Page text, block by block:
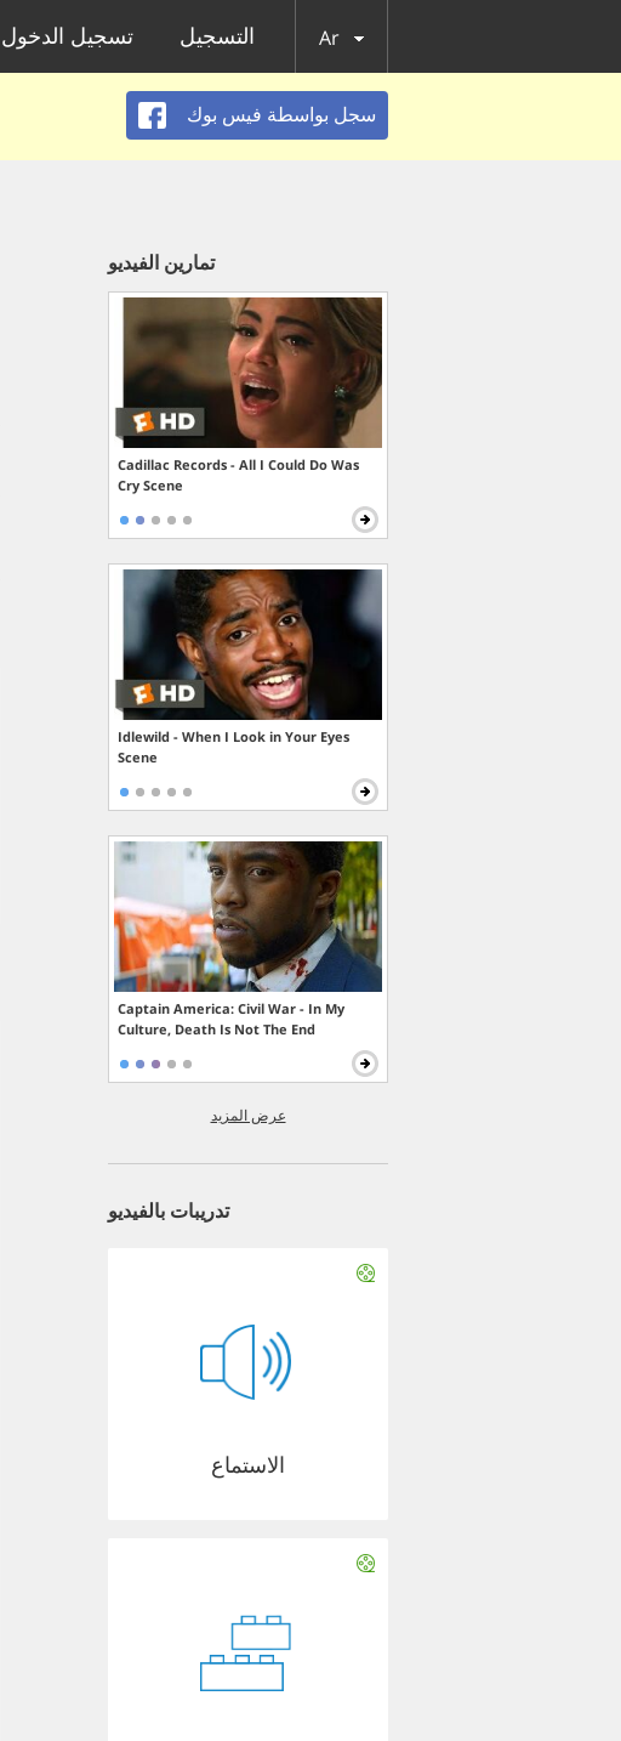
تسجيل الدخول التسجيل Ar
سجل بواسطة فيس بوك
تمارين الفيديو
Cadillac Records - All I Could Do Was
Cry Scene
Idlewild - When I Look in Your Eyes
Scene
Captain America: Civil War - In My
Culture, Death Is Not The End
عرض المزيد
تدريبات بالفيديو
الاستماع